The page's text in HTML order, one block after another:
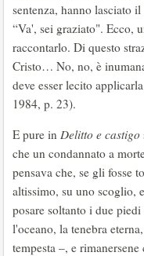
sentenza, hanno lasciato
“Va', sei graziato". Ecco,
raccontarlo. Di questo
Cristo… No, no, è
deve esser lecito
1984, p. 23).
E pure in Delitto e castigo
che un condannato a
pensava che, se gli fosse
altissimo, su uno scoglio,
posare soltanto i due
l'oceano, la tenebra
tempesta –, e